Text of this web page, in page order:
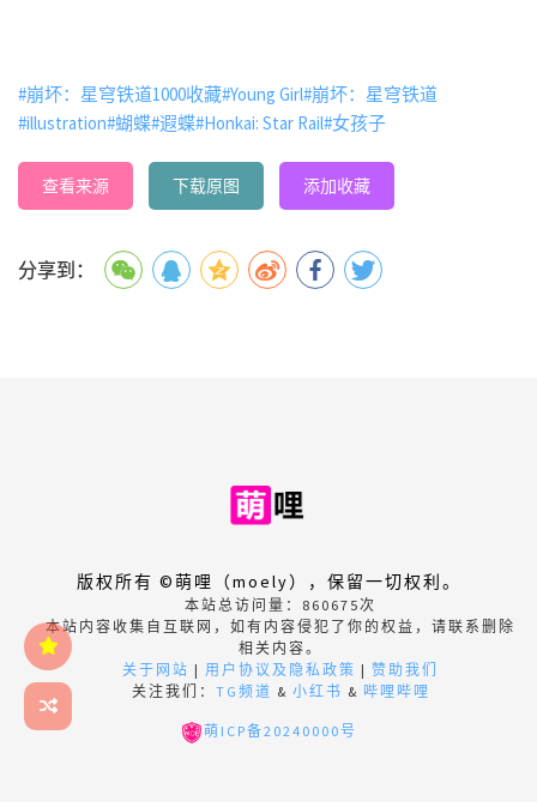
#崩坏：星穹铁道1000收藏#Young Girl#崩坏：星穹铁道
#illustration#蝴蝶#遐蝶#Honkai: Star Rail#女孩子
查看来源 下载原图 添加收藏
分享到：
版权所有 ©萌哩（moely），保留一切权利。
本站总访问量： 860675次
本站内容收集自互联网，如有内容侵犯了你的权益，请联系删除
相关内容。
关于网站 | 用户协议及隐私政策 | 赞助我们
关注我们： TG频道 & 小红书 & 哔哩哔哩
萌ICP备20240000号